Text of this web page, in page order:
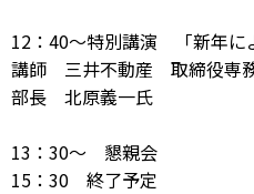
12：40～特別講演 「新年に
講師 三井不動産 取締役専
部長 北原義一氏
13：30～ 懇親会
15：30 終了予定